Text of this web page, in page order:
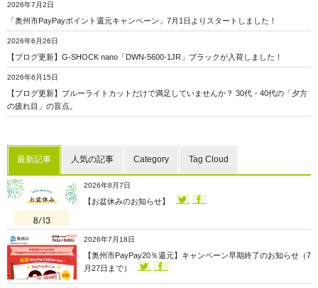
2026年7月2日
「奥州市PayPayポイント還元キャンペーン」7月1日よりスタートしました！
2026年6月26日
【ブログ更新】G-SHOCK nano「DWN-5600-1JR」ブラックが入荷しました！
2026年6月15日
【ブログ更新】ブルーライトカットだけで満足していませんか？ 30代・40代の「夕方
の疲れ目」の盲点。
最新記事 人気の記事 Category Tag Cloud
2026年8月7日
【お盆休みのお知らせ】
2026年7月18日
【奥州市PayPay20％還元】キャンペーン早期終了のお知らせ（7
月27日まで）